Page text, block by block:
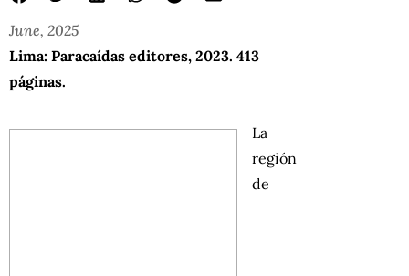
June, 2025
Lima: Paracaídas editores, 2023. 413
páginas.
La
región
de